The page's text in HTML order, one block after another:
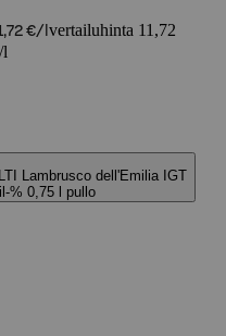
€/l vertailuhinta 11,72
l
Lambrusco dell'Emilia IGT
% 0,75 l pullo